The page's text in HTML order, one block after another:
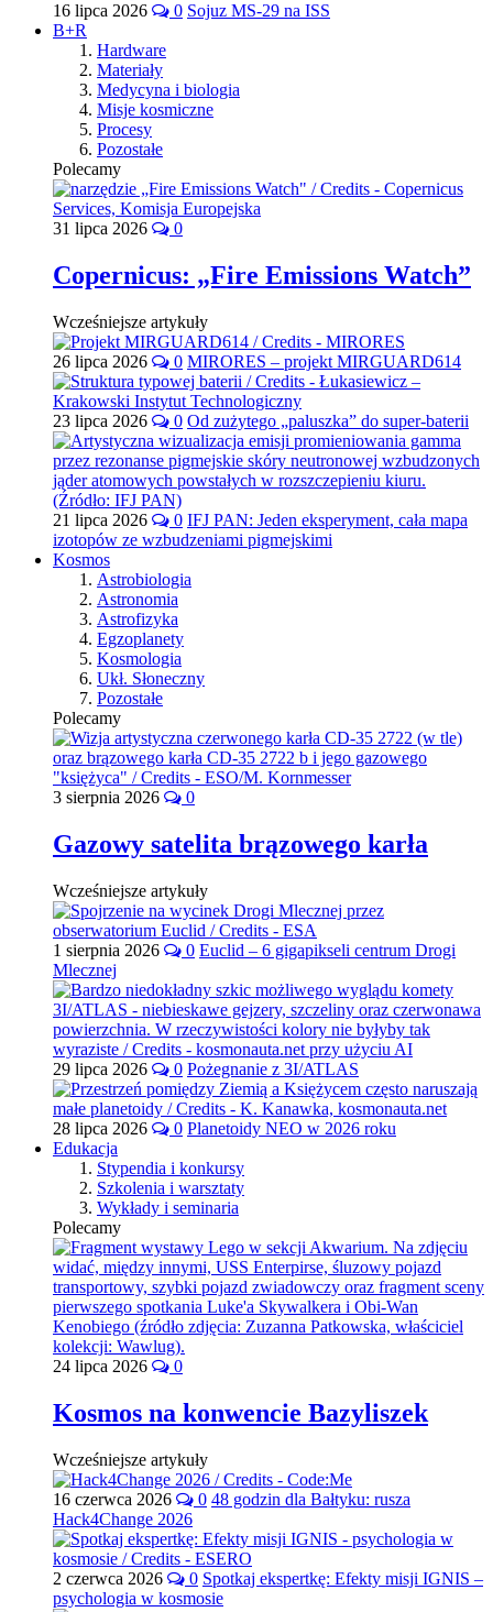
16 lipca 2026 0 Sojuz MS-29 na ISS
B+R
Hardware
Materiały
Medycyna i biologia
Misje kosmiczne
Procesy
Pozostałe
Polecamy
31 lipca 2026 0
Copernicus: „Fire Emissions Watch”
Wcześniejsze artykuły
26 lipca 2026 0 MIRORES – projekt MIRGUARD614
23 lipca 2026 0 Od zużytego „paluszka” do super-baterii
21 lipca 2026 0 IFJ PAN: Jeden eksperyment, cała mapa
izotopów ze wzbudzeniami pigmejskimi
Kosmos
Astrobiologia
Astronomia
Astrofizyka
Egzoplanety
Kosmologia
Ukł. Słoneczny
Pozostałe
Polecamy
3 sierpnia 2026 0
Gazowy satelita brązowego karła
Wcześniejsze artykuły
1 sierpnia 2026 0 Euclid – 6 gigapikseli centrum Drogi
Mlecznej
29 lipca 2026 0 Pożegnanie z 3I/ATLAS
28 lipca 2026 0 Planetoidy NEO w 2026 roku
Edukacja
Stypendia i konkursy
Szkolenia i warsztaty
Wykłady i seminaria
Polecamy
24 lipca 2026 0
Kosmos na konwencie Bazyliszek
Wcześniejsze artykuły
16 czerwca 2026 0 48 godzin dla Bałtyku: rusza
Hack4Change 2026
2 czerwca 2026 0 Spotkaj ekspertkę: Efekty misji IGNIS –
psychologia w kosmosie